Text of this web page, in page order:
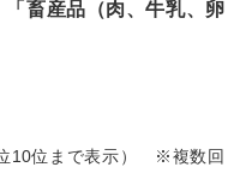
畜産品（肉、牛乳、卵
10位まで表示） ※複数回